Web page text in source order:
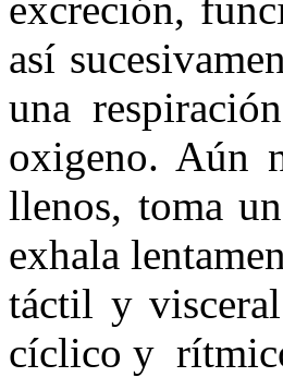
así
una
oxigeno. Aún
llenos, toma
exhala
táctil y
cíclico y